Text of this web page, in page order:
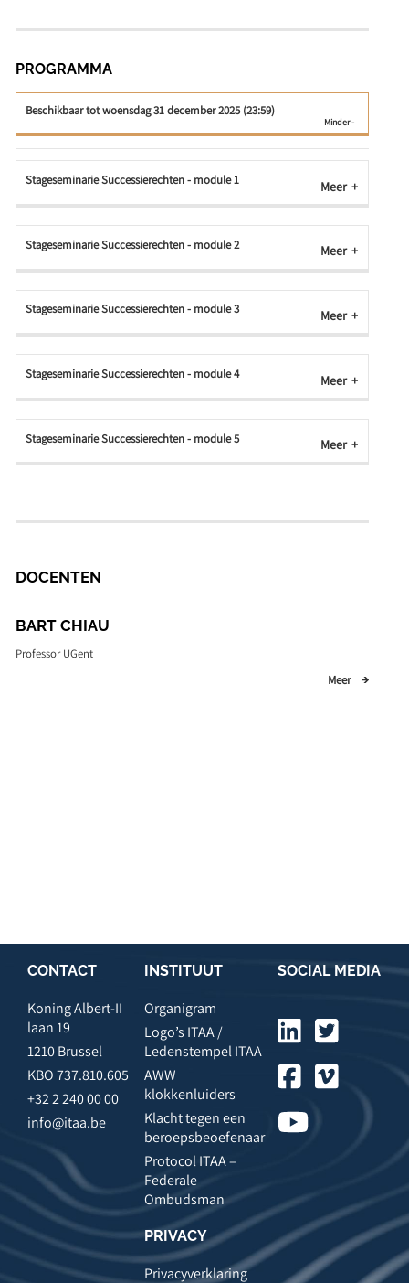
PROGRAMMA
Beschikbaar tot woensdag 31 december 2025 (23:59)
Stageseminarie Successierechten - module 1 Meer
Stageseminarie Successierechten - module 2 Meer
Stageseminarie Successierechten - module 3 Meer
Stageseminarie Successierechten - module 4 Meer
Stageseminarie Successierechten - module 5 Meer
DOCENTEN
BART CHIAU
Professor UGent
Meer
CONTACT
Koning Albert-II
laan 19
1210 Brussel
KBO 737.810.605
+32 2 240 00 00
info@itaa.be
INSTITUUT
Organigram
Logo’s ITAA /
Ledenstempel ITAA
AWW
klokkenluiders
Klacht tegen een
beroepsbeoefenaar
Protocol ITAA –
Federale
Ombudsman
PRIVACY
Privacyverklaring
SOCIAL MEDIA